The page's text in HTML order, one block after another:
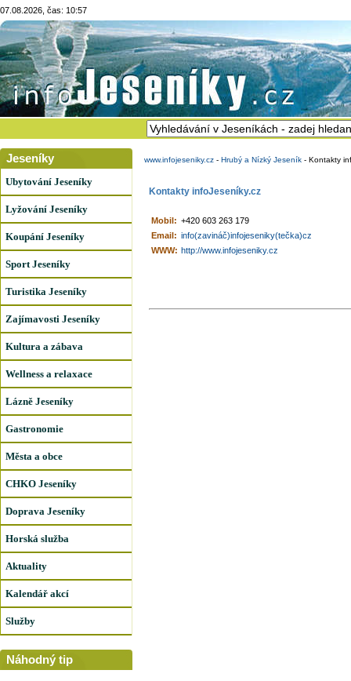
07.08.2026, čas: 10:57
Jeseníky
Ubytování Jeseníky
Lyžování Jeseníky
Koupání Jeseníky
Sport Jeseníky
Turistika Jeseníky
Zajímavosti Jeseníky
Kultura a zábava
Wellness a relaxace
Lázně Jeseníky
Gastronomie
Města a obce
CHKO Jeseníky
Doprava Jeseníky
Horská služba
Aktuality
Kalendář akcí
Služby
Náhodný tip
www.infojeseniky.cz - Hrubý a Nízký Jeseník - Kontakty
Kontakty infoJeseníky.cz
Mobil: +420 603 263 179
Email: info(zavináč)infojeseniky(tečka)cz
WWW: http://www.infojeseniky.cz